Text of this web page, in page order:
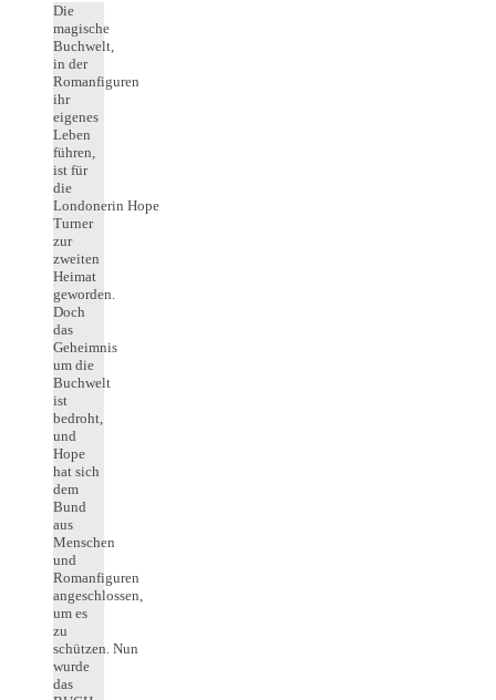
Die
magische
Buchwelt,
in der
Romanfiguren
ihr
eigenes
Leben
führen,
ist für
die
Londonerin Hope
Turner
zur
zweiten
Heimat
geworden.
Doch
das
Geheimnis
um die
Buchwelt
ist
bedroht,
und
Hope
hat sich
dem
Bund
aus
Menschen
und
Romanfiguren
angeschlossen,
um es
zu
schützen. Nun
wurde
das